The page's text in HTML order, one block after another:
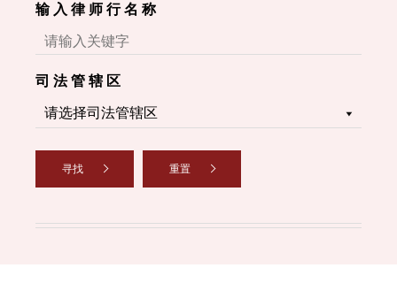
输 入 律 师 行 名 称
司 法 管 辖 区
寻找 重置